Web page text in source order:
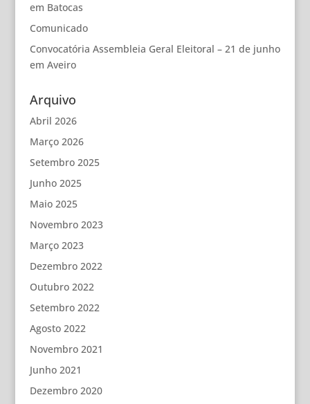
em Batocas
Comunicado
Convocatória Assembleia Geral Eleitoral – 21 de junho
em Aveiro
Arquivo
Abril 2026
Março 2026
Setembro 2025
Junho 2025
Maio 2025
Novembro 2023
Março 2023
Dezembro 2022
Outubro 2022
Setembro 2022
Agosto 2022
Novembro 2021
Junho 2021
Dezembro 2020